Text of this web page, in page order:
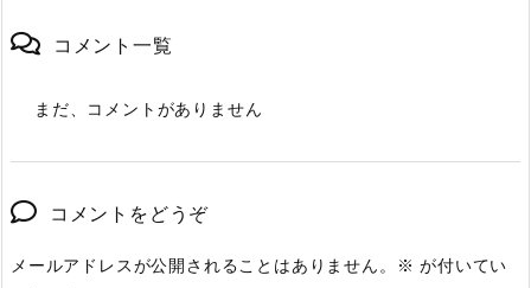
コメント一覧
まだ、コメントがありません
コメントをどうぞ
メールアドレスが公開されることはありません。 ※ が付いてい